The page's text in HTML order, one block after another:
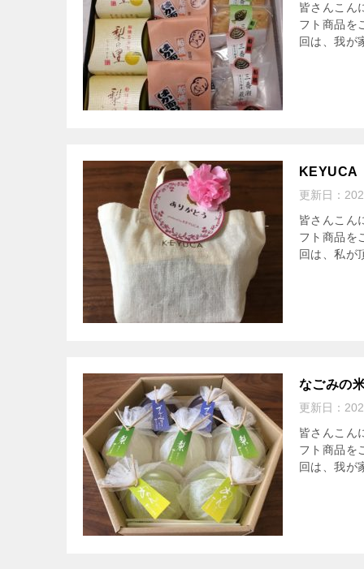
皆さんこん
フト商品を
回は、我が
KEYUCA
更新日：
皆さんこん
フト商品を
回は、私が
なごみの
更新日：
皆さんこん
フト商品を
回は、我が